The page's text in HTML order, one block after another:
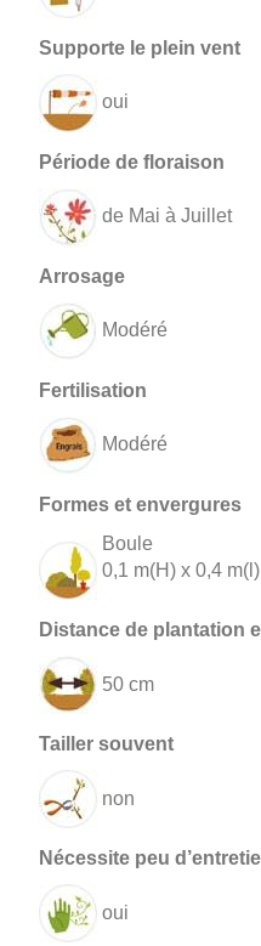
oui
de Mai à Juillet
Modéré
Modéré
Boule
0,1 m(H) x 0,4 m(l)
50 cm
non
oui